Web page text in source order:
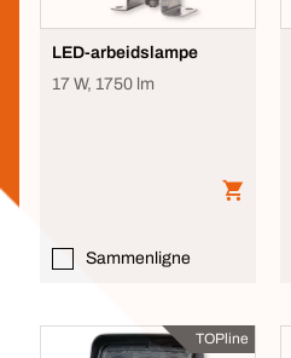
LED-arbeidslampe
17 W, 1750 lm
Sammenligne
TOPline